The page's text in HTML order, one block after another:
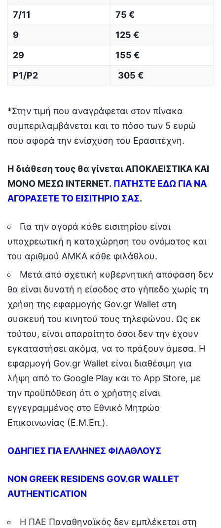
7/11
75 €
9
125 €
29
155 €
P1/P2
305 €
*Στην τιμή που αναγράφεται στον πίνακα
συμπεριλαμβάνεται και το πόσο των 5 ευρώ
που αφορά την ενίσχυση του Ερασιτέχνη.
Η διάθεση τους θα γίνεται ΑΠΟΚΛΕΙΣΤΙΚΑ ΚΑΙ
ΜΟΝΟ ΜΕΣΩ INTERNET. ΠΑΤΗΣΤΕ ΕΔΩ ΓΙΑ ΝΑ
ΑΓΟΡΑΣΕΤΕ ΤΟ ΕΙΣΙΤΗΡΙΟ ΣΑΣ.
Για την αγορά κάθε εισιτηρίου είναι
υποχρεωτική η καταχώρηση του ονόματος και
του αριθμού ΑΜΚΑ κάθε φιλάθλου.
Μετά από σχετική κυβερνητική απόφαση δεν
θα είναι δυνατή η είσοδος στο γήπεδο χωρίς τη
χρήση της εφαρμογής Gov.gr Wallet στη
συσκευή του κινητού τους τηλεφώνου. Ως εκ
τούτου, είναι απαραίτητο όσοι δεν την έχουν
εγκαταστήσει ακόμα, να το πράξουν άμεσα. Η
εφαρμογή Gov.gr Wallet είναι διαθέσιμη για
λήψη από το Google Play και το App Store, με
την προϋπόθεση ότι ο χρήστης είναι
εγγεγραμμένος στο Εθνικό Μητρώο
Επικοινωνίας (Ε.Μ.Επ.).
ΟΔΗΓΙΕΣ ΓΙΑ ΕΛΛΗΝΕΣ ΦΙΛΑΘΛΟΥΣ
NON GREEK RESIDENS GOV.GR WALLET
AUTHENTICATION
Η ΠΑΕ Παναθηναϊκός δεν εμπλέκεται στη